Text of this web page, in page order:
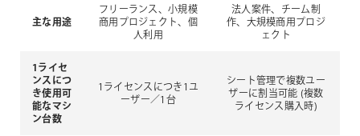
主な用途
フリーランス、小規模
商用プロジェクト、個
人利用
法人案件、チーム制
作、大規模商用プロジ
ェクト
1ライセ
ンスにつ
き使用可
能なマシ
ン台数
1ライセンスにつき1ユ
ーザー／1台
シート管理で複数ユー
ザーに割当可能 (複数
ライセンス購入時)